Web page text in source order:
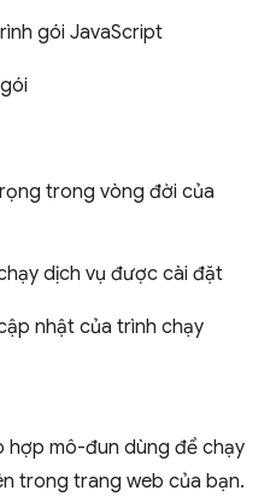
gói JavaScript
trong vòng đời của
dịch vụ được cài đặt
nhật của trình chạy
hợp mô-đun dùng để chạy
trong trang web của bạn.